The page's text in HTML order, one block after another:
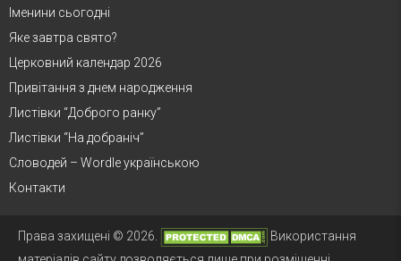
Іменини сьогодні
Яке завтра свято?
Церковний календар 2026
Привітання з днем народження
Листівки “Доброго ранку”
Листівки “На добраніч”
Словодей – Wordle українською
Контакти
Права захищені © 2026.
Використання